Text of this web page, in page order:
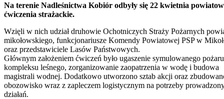
Na terenie Nadleśnictwa Kobiór odbyły się 22 kwietnia
ćwiczenia strażackie.
Wzięli w nich udział druhowie Ochotniczych Straży Pożarnych
mikołowskiego, funkcjonariusze Komendy Powiatowej PSP w
oraz przedstawiciele Lasów Państwowych.
Głównym założeniem ćwiczeń było ugaszenie symulowanego pożaru
kompleksu leśnego, zorganizowanie zaopatrzenia w wodę i budowa
magistrali wodnej. Dodatkowo utworzono sztab akcji oraz
obozowisko wraz z zapleczem logistycznym na potrzeby
działań.